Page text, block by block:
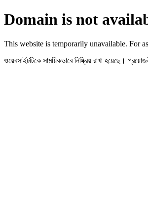
Domain is not
This website is temporarily unavailable. For
ওয়েবসাইটটিকে সাময়িকভাবে নিষ্ক্রিয় রাখা হয়েছে।